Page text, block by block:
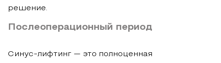
решение.
Послеоперационный период
Синус-лифтинг — это полноценная